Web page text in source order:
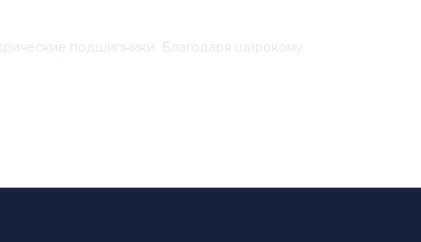
подшипники. Благодаря широкому